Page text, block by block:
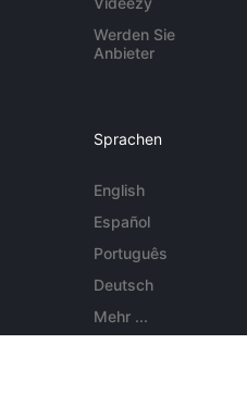
Werden Sie
Anbieter
Sprachen
English
Español
Português
Deutsch
Mehr ...